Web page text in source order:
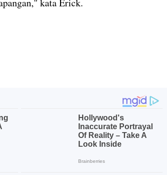
kata Erick.